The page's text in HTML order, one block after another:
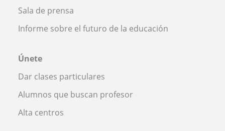
Sala de prensa
Informe sobre el futuro de la educación
Únete
Dar clases particulares
Alumnos que buscan profesor
Alta centros